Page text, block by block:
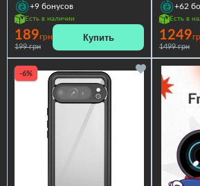
+9 бонусов
Есть в наличии
189грн
199 грн
Купить
+62
Есть в
1249
1499 грн
-6%